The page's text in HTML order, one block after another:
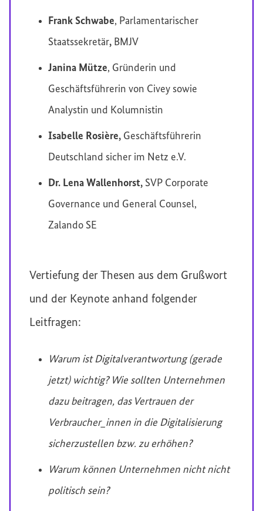
Frank Schwabe, Parlamentarischer
Staatssekretär, BMJV
Janina Mütze, Gründerin und
Geschäftsführerin von Civey sowie
Analystin und Kolumnistin
Isabelle Rosière, Geschäftsführerin
Deutschland sicher im Netz e.V.
Dr. Lena Wallenhorst, SVP Corporate
Governance und General Counsel,
Zalando SE
Vertiefung der Thesen aus dem Grußwort
und der Keynote anhand folgender
Leitfragen:
Warum ist Digitalverantwortung (gerade
jetzt) wichtig? Wie sollten Unternehmen
dazu beitragen, das Vertrauen der
Verbraucher_innen in die Digitalisierung
sicherzustellen bzw. zu erhöhen?
Warum können Unternehmen nicht nicht
politisch sein?